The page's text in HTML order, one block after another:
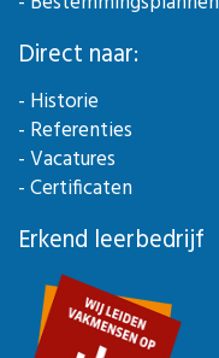
Direct naar:
- Historie
- Referenties
- Vacatures
- Certificaten
Erkend leerbedrijf